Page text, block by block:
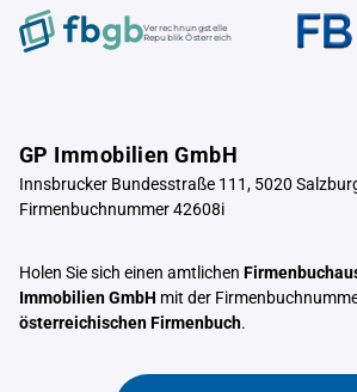
Verrechnungstelle
Republik Österreich
GP Immobilien GmbH
Innsbrucker Bundesstraße 111, 5020
Firmenbuchnummer 42608i
Holen Sie sich einen amtlichen
Immobilien GmbH mit der
österreichischen Firmenbuch.